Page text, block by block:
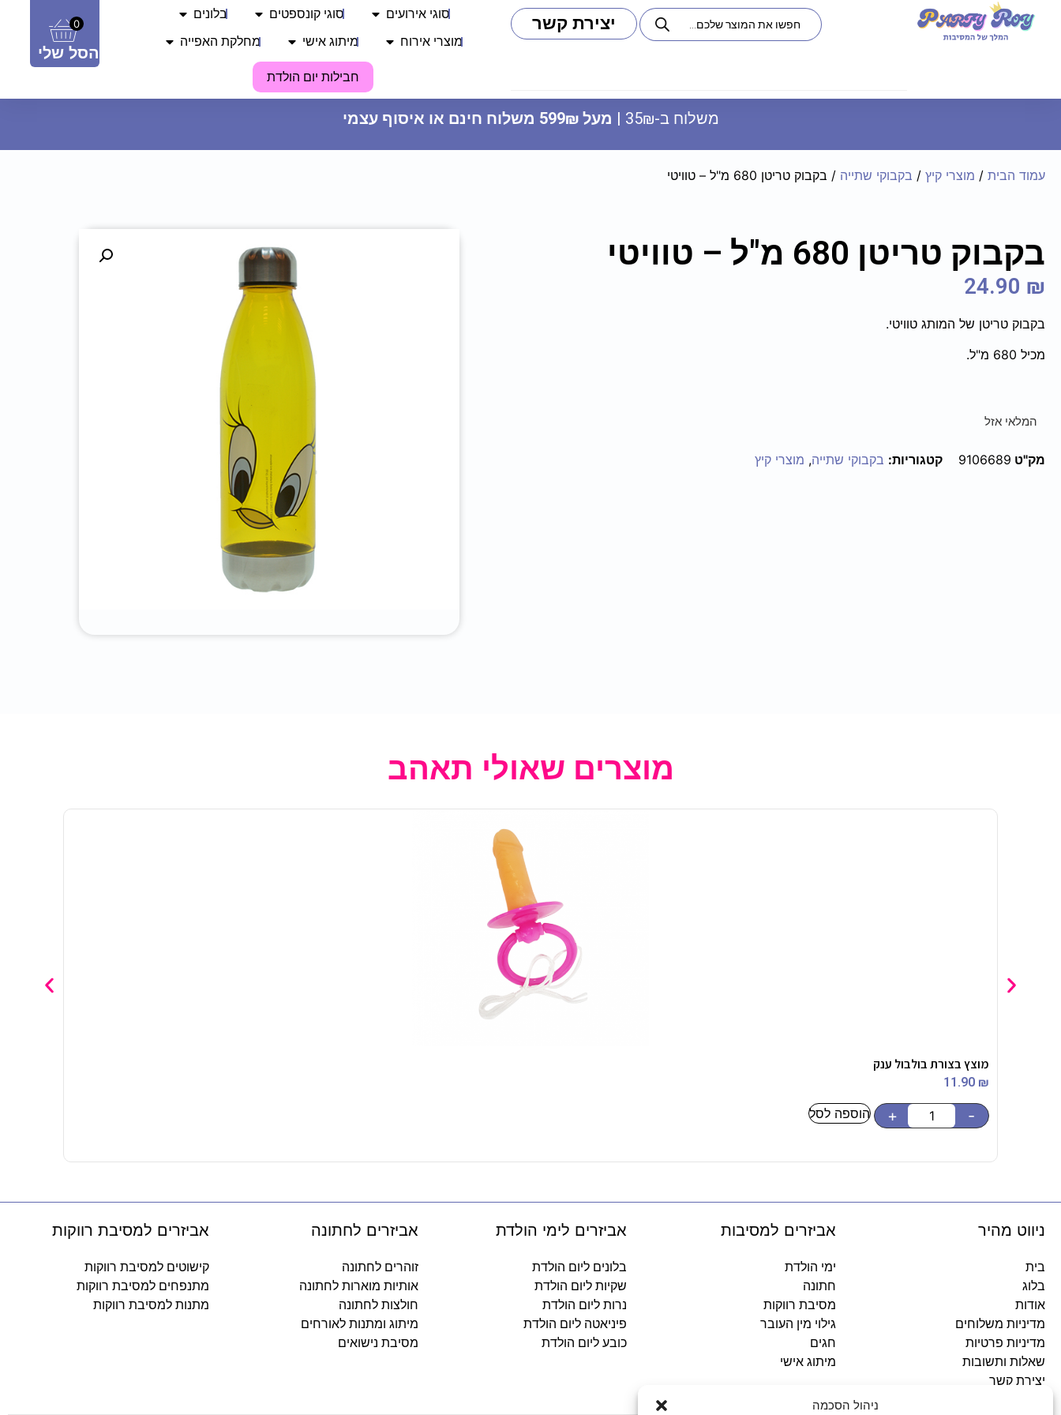
ניהול הסכמה
צבע ג'ל לשוקולד - חום
0
הסל שלי
יצירת קשר סוגי אירועים סוגי קונספטים בלונים
מוצרי אירוח מיתוג אישי מחלקת האפייה
חבילות יום הולדת
משלוח ב-35₪ | מעל 599₪ משלוח חינם או איסוף עצמי
עמוד הבית / מוצרי קיץ / בקבוקי שתייה / בקבוק טריטן 680 מ"ל – טוויטי
בקבוק טריטן 680 מ"ל – טוויטי
24.90 ₪
בקבוק טריטן של המותג טוויטי.
מכיל 680 מ"ל.
המלאי אזל
מק"ט 9106689 קטגוריות: בקבוקי שתייה, מוצרי קיץ
מוצרים שאולי תאהב
מוצץ בצורת בולבול ענק
11.90 ₪
-
+ הוספה לסל
ניווט מהיר
בית
בלוג
אודות
מדיניות משלוחים
מדיניות פרטיות
שאלות ותשובות
יצירת קשר
אביזרים למסיבות
ימי הולדת
חתונה
מסיבת רווקות
גילוי מין העובר
חגים
מיתוג אישי
אביזרים לימי הולדת
בלונים ליום הולדת
שקיות ליום הולדת
נרות ליום הולדת
פיניאטה ליום הולדת
כובע ליום הולדת
אביזרים לחתונה
זוהרים לחתונה
אותיות מוארות לחתונה
חולצות לחתונה
מיתוג ומתנות לאורחים
מסיבת נישואים
אביזרים למסיבת רווקות
קישוטים למסיבת רווקות
מתנפחים למסיבת רווקות
מתנות למסיבת רווקות